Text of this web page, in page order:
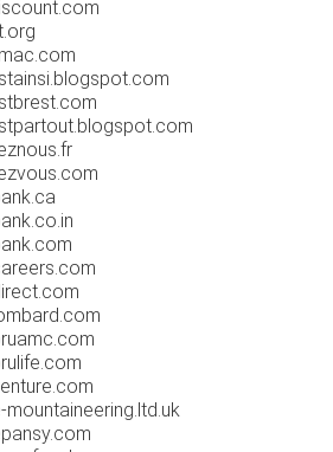
mountaineering.ltd.uk